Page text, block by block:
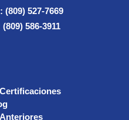
527-7669
586-3911